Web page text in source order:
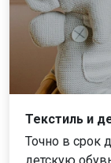
Текстиль и
Точно в срок